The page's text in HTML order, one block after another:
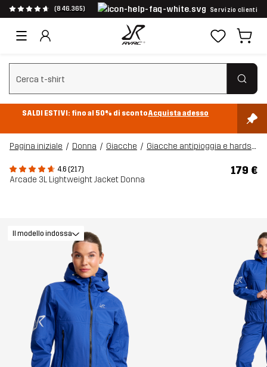
(846.365) Servizio clienti
Cancella ricerca
SALDI ESTIVI: fino al 50% di scontoAcquista adesso
Pagina iniziale Donna Giacche Giacche antipioggia e hardshell
4.6 (217)
Arcade 3L Lightweight Jacket Donna
179 €
Il modello indossa